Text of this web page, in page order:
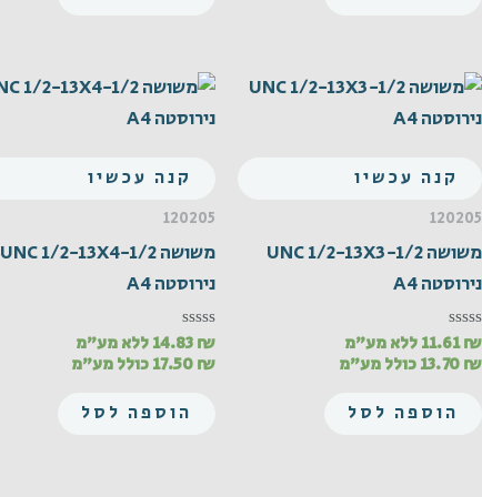
קנה עכשיו
120205
משושה UNC 1/2-13X3-1/2
נירוסטה A4
דורג
0
מתוך
11.61₪
ללא מע"מ
13.70₪
כולל מע"מ
הוספה לסל
קנה עכשיו
120205
משושה UNC 1/2-13X4-1/2
נירוסטה A4
דורג
0
מתוך
14.83₪
ללא מע"מ
17.50₪
כולל מע"מ
הוספה לסל